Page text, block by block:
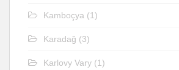
Kamboçya (1)
Karadağ (3)
Karlovy Vary (1)